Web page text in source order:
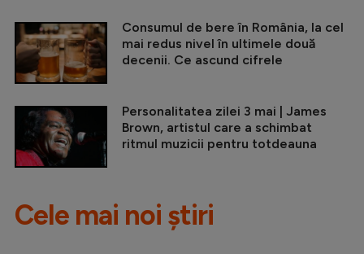
Consumul de bere în România, la cel
mai redus nivel în ultimele două
decenii. Ce ascund cifrele
Personalitatea zilei 3 mai | James
Brown, artistul care a schimbat
ritmul muzicii pentru totdeauna
Cele mai noi știri